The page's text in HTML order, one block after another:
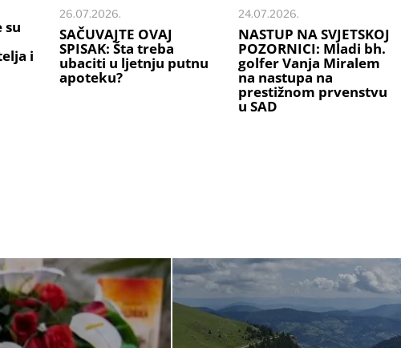
su
i
26.07.2026.
SAČUVAJTE OVAJ
SPISAK: Šta treba
ubaciti u ljetnju putnu
apoteku?
24.07.2026.
NASTUP NA SVJETSKOJ
POZORNICI: Mladi bh.
golfer Vanja Miralem
na nastupa na
prestižnom prvenstvu
u SAD